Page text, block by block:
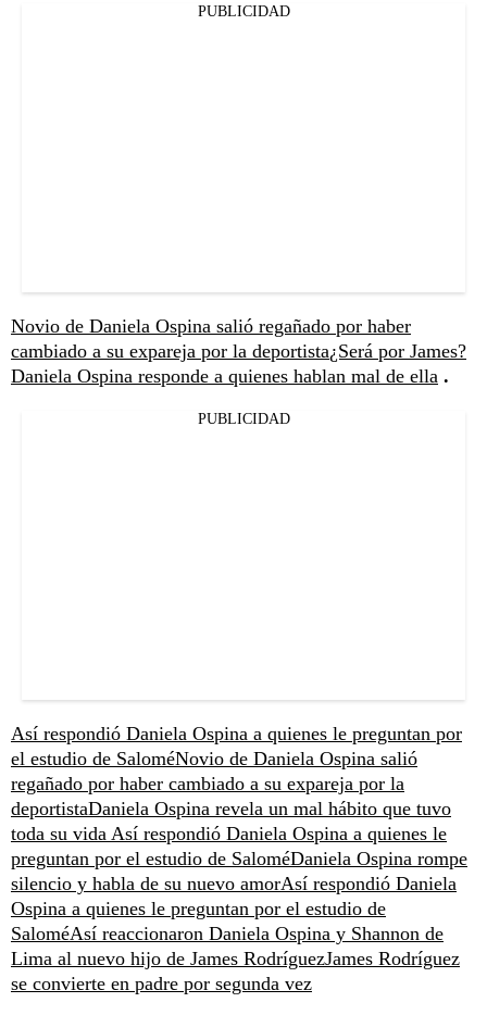
PUBLICIDAD
Novio de Daniela Ospina salió regañado por haber
cambiado a su expareja por la deportista¿Será por James?
Daniela Ospina responde a quienes hablan mal de ella .
PUBLICIDAD
Así respondió Daniela Ospina a quienes le preguntan por
el estudio de SaloméNovio de Daniela Ospina salió
regañado por haber cambiado a su expareja por la
deportistaDaniela Ospina revela un mal hábito que tuvo
toda su vida Así respondió Daniela Ospina a quienes le
preguntan por el estudio de SaloméDaniela Ospina rompe
silencio y habla de su nuevo amorAsí respondió Daniela
Ospina a quienes le preguntan por el estudio de
SaloméAsí reaccionaron Daniela Ospina y Shannon de
Lima al nuevo hijo de James RodríguezJames Rodríguez
se convierte en padre por segunda vez